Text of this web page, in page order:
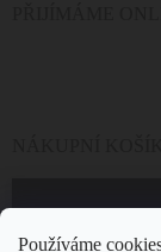
Používáme